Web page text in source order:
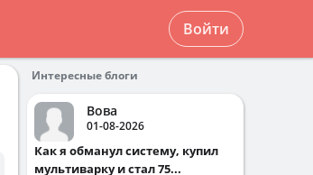
Войти
Интересные блоги
Вова
01-08-2026
Как я обманул систему, купил
мультиварку и стал 75...